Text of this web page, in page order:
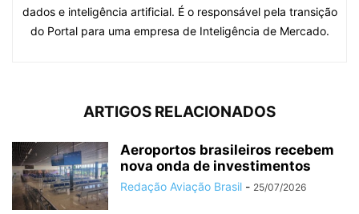
dados e inteligência artificial. É o responsável pela transição
do Portal para uma empresa de Inteligência de Mercado.
ARTIGOS RELACIONADOS
Aeroportos brasileiros recebem
nova onda de investimentos
Redação Aviação Brasil - 25/07/2026